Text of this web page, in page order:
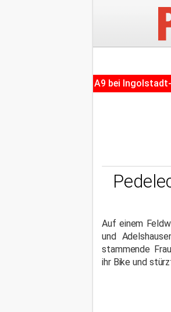
der A9 bei Ingolstadt-Nord +++
Auf einem
und
stammende
ihr Bike und